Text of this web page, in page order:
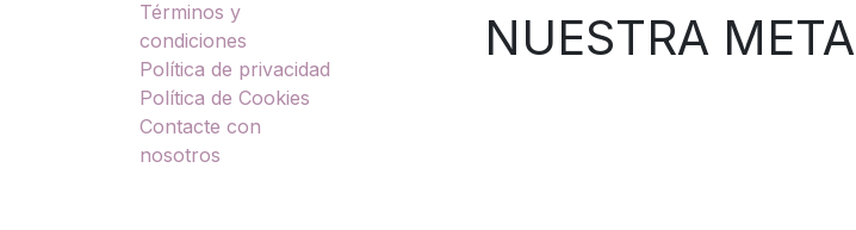
Términos y
condiciones
Política de privacidad
Política de Cookies
Contacte con
nosotros
NUESTRA META